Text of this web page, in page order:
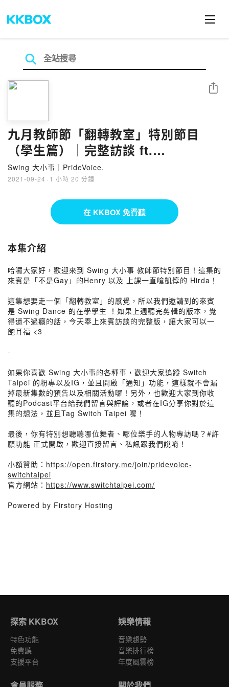
九月教師節「翻轉教室」特別節目
（學生篇）｜完整訪談 ft.
Hirda&Henry
Swing 大小事｜PrideVoice.
2021-09-24 · 1 小時 20 分鐘
分享
在 KKBOX 免費聽
本集介紹
哈囉大家好，歡迎來到 Swing 大小事 教師節特別節目！這集的
來賓是「不是Gay」的Henry 以及 上課一直嗆凱惇的 Hirda！
這集想要走一個「翻轉教室」的感覺，所以我們邀請到的來賓
是 Swing Dance 的在學學生 ！如果上週聽完剪輯的版本，覺
得還不過癮的話，今天奉上來賓訪談的完整版，讓大家可以一
飽耳福 <3
-
如果你喜歡 Swing 大小事的各種事，歡迎大家追蹤 Switch
Taipei 的粉專以及IG，並且開啟「通知」功能，這樣就不會漏
掉最新集數的預告以及相關活動囉！另外，也歡迎大家到你收
聽的Podcast平台給我們留言與評論，或者在IG分享你對於這
集的想法，並且Tag Switch Taipei 喔！
最後，你有特別想聽聽哪位舞者、哪位樂手的人物專訪嗎？#許
願功能 正式開啟，歡迎直接留言、私訊跟我們說唷！
小額贊助： https://open.firstory.me/join/pridevoice-
switchtaipei
官方網站： https://www.switchtaipei.com/
Powered by Firstory Hosting
探索 KKBOX
特色功能
免費聽
支援平台
娛樂情報
音樂趨勢
音樂排行榜
年度風雲榜